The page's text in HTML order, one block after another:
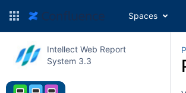
Spaces
Intellect Web Report
System 3.3